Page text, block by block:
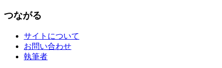
つながる
サイトについて
お問い合わせ
執筆者